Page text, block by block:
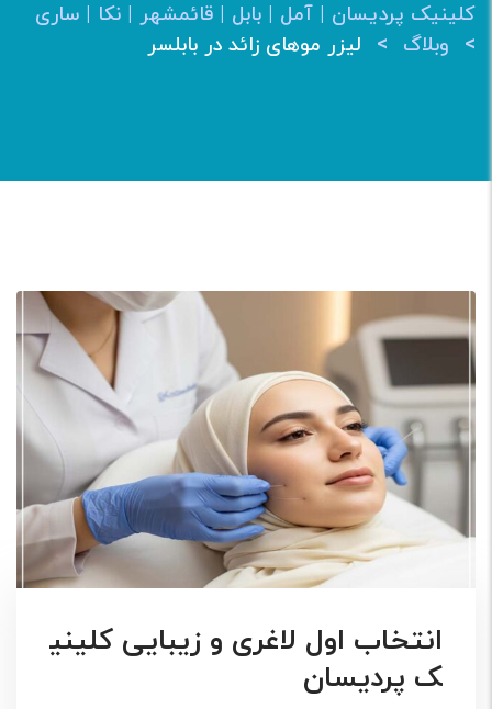
کلینیک پردیسان | آمل | بابل | قائمشهر | نکا | ساری
> وبلاگ > لیزر موهای زائد در بابلسر
انتخاب اول لاغری و زیبایی کلینی
ک پردیسان